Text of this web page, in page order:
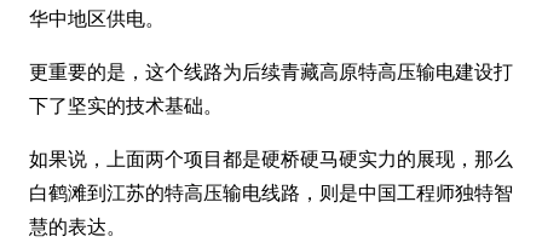
华中地区供电。
更重要的是，这个线路为后续青藏高原特高压输电建设打
下了坚实的技术基础。
如果说，上面两个项目都是硬桥硬马硬实力的展现，那么
白鹤滩到江苏的特高压输电线路，则是中国工程师独特智
慧的表达。